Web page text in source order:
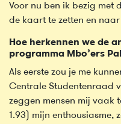
Voor nu ben ik bezig met
de kaart te zetten en
Hoe herkennen we de
programma Mbo’ers
Als eerste zou je me
Centrale Studentenraad
zeggen mensen mij vaak
1.93) mijn